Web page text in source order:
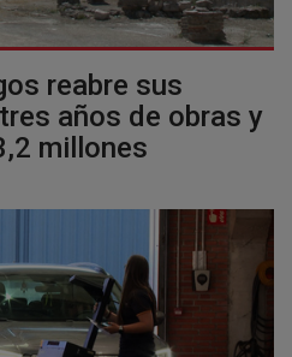
reabre sus
años de obras y
millones